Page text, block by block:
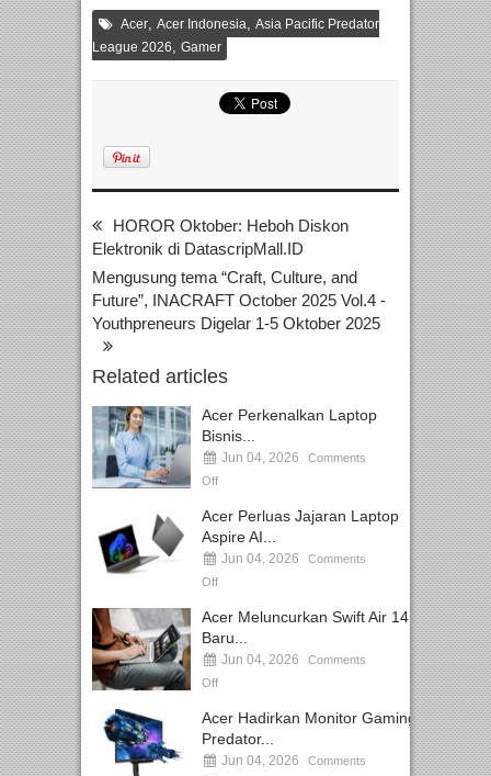
Acer, Acer Indonesia, Asia Pacific Predator
League 2026, Gamer
HOROR Oktober: Heboh Diskon
Elektronik di DatascripMall.ID
Mengusung tema “Craft, Culture, and
Future”, INACRAFT October 2025 Vol.4 -
Youthpreneurs Digelar 1-5 Oktober 2025
Related articles
Acer Perkenalkan Laptop
Bisnis...
Jun 04, 2026
Comments
Off
Acer Perluas Jajaran Laptop
Aspire AI...
Jun 04, 2026
Comments
Off
Acer Meluncurkan Swift Air 14
Baru...
Jun 04, 2026
Comments
Off
Acer Hadirkan Monitor Gaming
Predator...
Jun 04, 2026
Comments